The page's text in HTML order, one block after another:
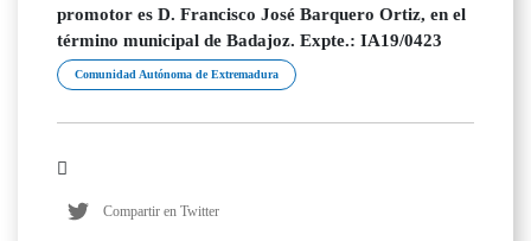
promotor es D. Francisco José Barquero Ortiz, en el
término municipal de Badajoz. Expte.: IA19/0423
Comunidad Autónoma de Extremadura
Compartir en Twitter